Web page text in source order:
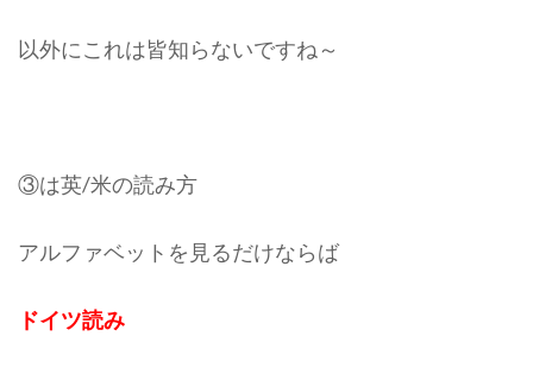
以外にこれは皆知らないですね～
③は英/米の読み方
アルファベットを見るだけならば
ドイツ読み